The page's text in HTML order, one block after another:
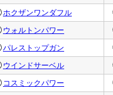
ホクザンワンダフル
ウォルトンパワー
パレストップガン
ウインドサーベル
コスミックパワー